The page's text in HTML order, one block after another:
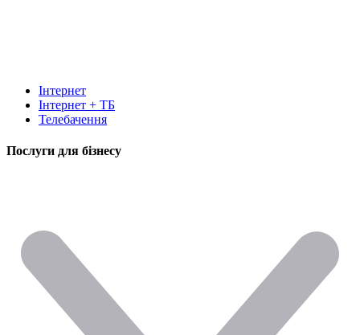
Інтернет
Інтернет + ТБ
Телебачення
Послуги для бізнесу